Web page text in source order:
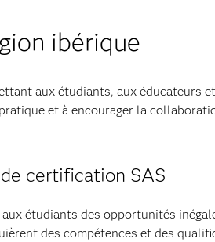
ibérique
aux étudiants, aux éducateurs
et à encourager la
certification SAS
étudiants des opportunités
des compétences et des